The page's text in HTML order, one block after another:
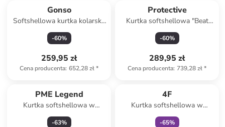
Gonso
Softshellowa kurtka kolarska
w kolorze turkusowym
-60%
259,95 zł
Cena producenta: 652,28 zł*
Protective
Kurtka softshellowa "Beat
Street 4.0" w kolorze
pomarańczowo-czarnym
-60%
289,95 zł
Cena producenta: 739,28 zł*
PME Legend
Kurtka softshellowa w
kolorze antracytowym
-63%
4F
Kurtka softshellowa w
kolorze zielonym
-65%